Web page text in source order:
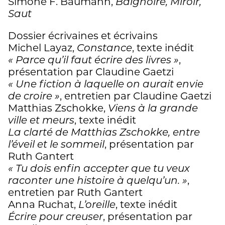
présentation critique de leur œuvre et
d’une longue interview qui fait entrevoir
Pitteloud
Simone F. Baumann, Baignoire, Miroir,
Saut
Dossier écrivaines et écrivains
Michel Layaz, Constance, texte inédit
« Parce qu’il faut écrire des livres »,
présentation par Claudine Gaetzi
« Une fiction à laquelle on aurait envie
de croire », entretien par Claudine Gaetzi
Matthias Zschokke, Viens à la grande
ville et meurs, texte inédit
La clarté de Matthias Zschokke, entre
l’éveil et le sommeil, présentation par
Ruth Gantert
« Tu dois enfin accepter que tu veux
raconter une histoire à quelqu’un. »,
entretien par Ruth Gantert
Anna Ruchat, L’oreille, texte inédit
Écrire pour creuser, présentation par